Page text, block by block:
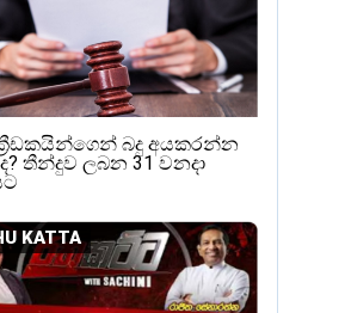
බදු අයකරන්න
තීන්දුව ලබන 31 වනදා
KATTA